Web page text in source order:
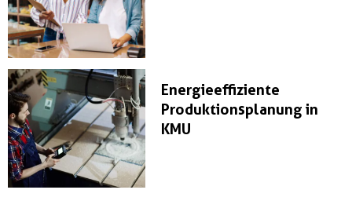
Energieeffiziente
Produktionsplanung in
KMU